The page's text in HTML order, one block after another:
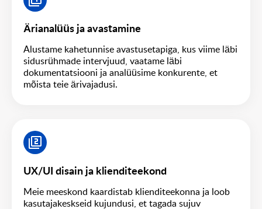
Ärianalüüs ja avastamine
Alustame kahetunnise avastusetapiga, kus viime läbi
sidusrühmade intervjuud, vaatame läbi
dokumentatsiooni ja analüüsime konkurente, et
mõista teie ärivajadusi.
UX/UI disain ja klienditeekond
Meie meeskond kaardistab klienditeekonna ja loob
kasutajakeskseid kujundusi, et tagada sujuv